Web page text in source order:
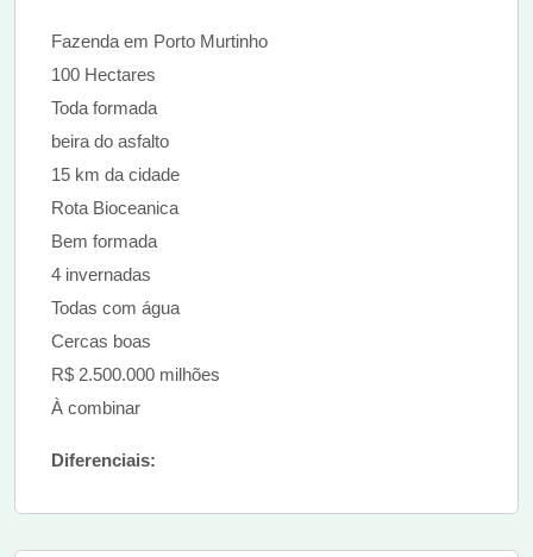
Fazenda em Porto Murtinho
100 Hectares
Toda formada
beira do asfalto
15 km da cidade
Rota Bioceanica
Bem formada
4 invernadas
Todas com água
Cercas boas
R$ 2.500.000 milhões
À combinar
Diferenciais: